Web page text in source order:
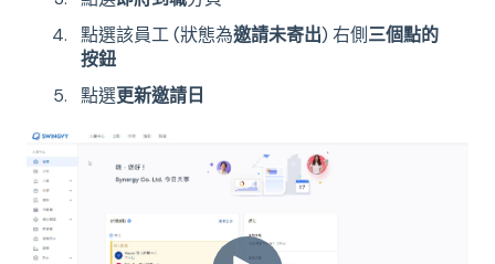
點選該員工 (狀態為邀請未寄出) 右側三個點的
按鈕
點選更新邀請日